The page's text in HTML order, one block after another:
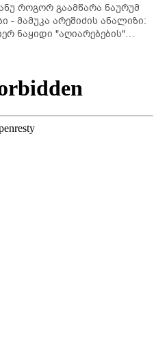
როგორ გაამწარა ნაურუმ
- მამუკა არეშიძის ანალიზი:
ნაყიდი "აღიარებების"